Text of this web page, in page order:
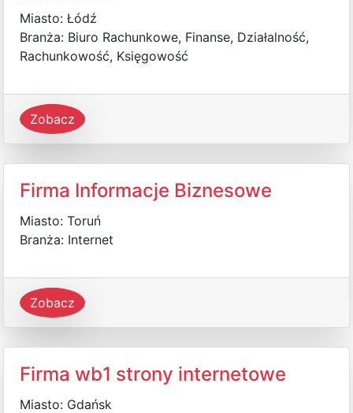
Miasto: Łódź
Branża: Biuro Rachunkowe, Finanse, Działalność,
Rachunkowość, Księgowość
Zobacz
Firma Informacje Biznesowe
Miasto: Toruń
Branża: Internet
Zobacz
Firma wb1 strony internetowe
Miasto: Gdańsk